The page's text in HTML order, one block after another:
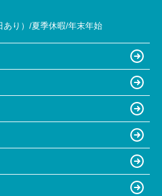
あり）/夏季休暇/年末年始